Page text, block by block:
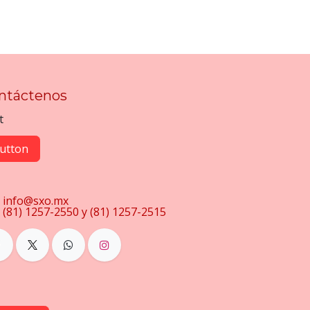
info@sxo.mx
(81) 1257-2550 y (81) 1257-2515